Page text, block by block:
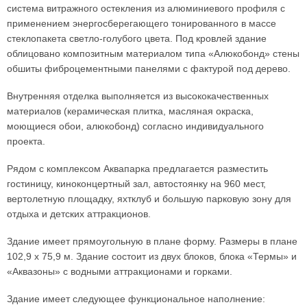
система витражного остекления из алюминиевого профиля с
применением энергосберегающего тонированного в массе
стеклопакета светло-голубого цвета. Под кровлей здание
облицовано композитным материалом типа «Алюкобонд» стены
обшиты фиброцементными панелями с фактурой под дерево.
Внутренняя отделка выполняется из высококачественных
материалов (керамическая плитка, масляная окраска,
моющиеся обои, алюкобонд) согласно индивидуального
проекта.
Рядом с комплексом Аквапарка предлагается разместить
гостиницу, киноконцертный зал, автостоянку на 960 мест,
вертолетную площадку, яхтклуб и большую парковую зону для
отдыха и детских аттракционов.
Здание имеет прямоугольную в плане форму. Размеры в плане
102,9 х 75,9 м. Здание состоит из двух блоков, блока «Термы» и
«Аквазоны» с водными аттракционами и горками.
Здание имеет следующее функциональное наполнение: